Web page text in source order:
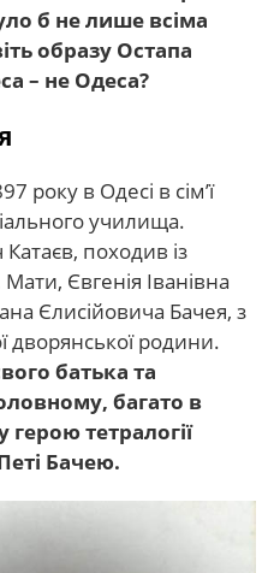
б не лише всіма
образу Остапа
– не Одеса?
року в Одесі в сім’ї
училища.
походив із
Євгенія Іванівна
Єлисійовича Бачея, з
дворянської родини.
батька та
багато в
тетралогії
Бачею.